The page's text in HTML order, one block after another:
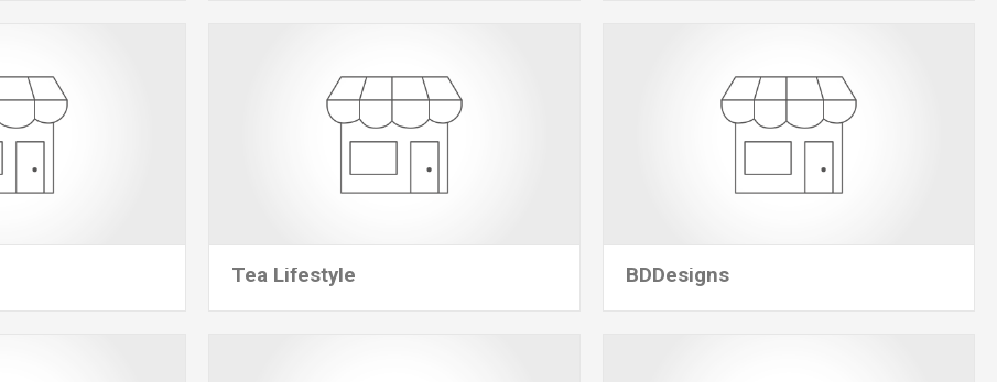
Tea Lifestyle BDDesigns